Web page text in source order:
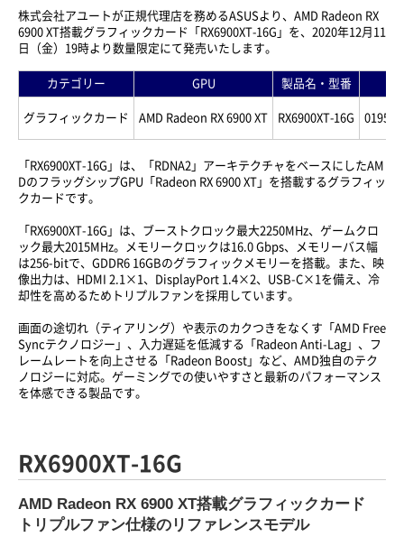
株式会社アユートが正規代理店を務めるASUSより、AMD Radeon RX
6900 XT搭載グラフィックカード「RX6900XT-16G」を、2020年12月11
日（金）19時より数量限定にて発売いたします。
カテゴリー GPU 製品名・型番
グラフィックカード AMD Radeon RX 6900 XT RX6900XT-16G
「RX6900XT-16G」は、「RDNA2」アーキテクチャをベースにしたAM
DのフラッグシップGPU「Radeon RX 6900 XT」を搭載するグラフィッ
クカードです。
「RX6900XT-16G」は、ブーストクロック最大2250MHz、ゲームクロ
ック最大2015MHz。メモリークロックは16.0 Gbps、メモリーバス幅
は256-bitで、GDDR6 16GBのグラフィックメモリーを搭載。また、映
像出力は、HDMI 2.1×1、DisplayPort 1.4×2、USB-C×1を備え、冷
却性を高めるためトリプルファンを採用しています。
画面の途切れ（ティアリング）や表示のカクつきをなくす「AMD Free
Syncテクノロジー」、入力遅延を低減する「Radeon Anti-Lag」、フ
レームレートを向上させる「Radeon Boost」など、AMD独自のテク
ノロジーに対応。ゲーミングでの使いやすさと最新のパフォーマンス
を体感できる製品です。
RX6900XT-16G
AMD Radeon RX 6900 XT搭載グラフィックカード
トリプルファン仕様のリファレンスモデル